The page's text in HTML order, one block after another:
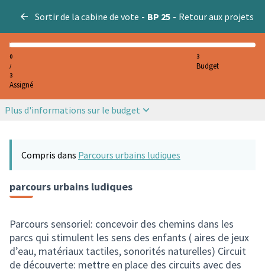
Sortir de la cabine de vote - BP 25 - Retour aux projets
0
/
3
Assigné
3
Budget
Plus d'informations sur le budget
Compris dans Parcours urbains ludiques
parcours urbains ludiques
Parcours sensoriel: concevoir des chemins dans les
parcs qui stimulent les sens des enfants ( aires de jeux
d’eau, matériaux tactiles, sonorités naturelles) Circuit
de découverte: mettre en place des circuits avec des